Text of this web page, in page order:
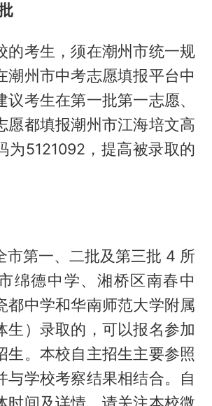
的考生，须在潮州市统一规
潮州市中考志愿填报平台中
议考生在第一批第一志愿、
愿都填报潮州市江海培文高
为5121092，提高被录取的
市第一、二批及第三批 4 所
绵德中学、湘桥区南春中
都中学和华南师范大学附属
生）录取的，可以报名参加
生。本校自主招生主要参照
与学校考察结果相结合。自